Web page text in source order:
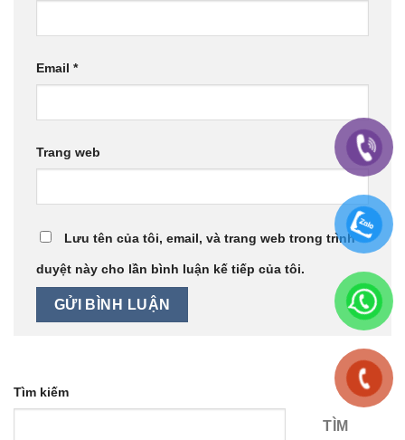
Email *
Trang web
Lưu tên của tôi, email, và trang web trong trình
duyệt này cho lần bình luận kế tiếp của tôi.
Tìm kiếm
TÌM